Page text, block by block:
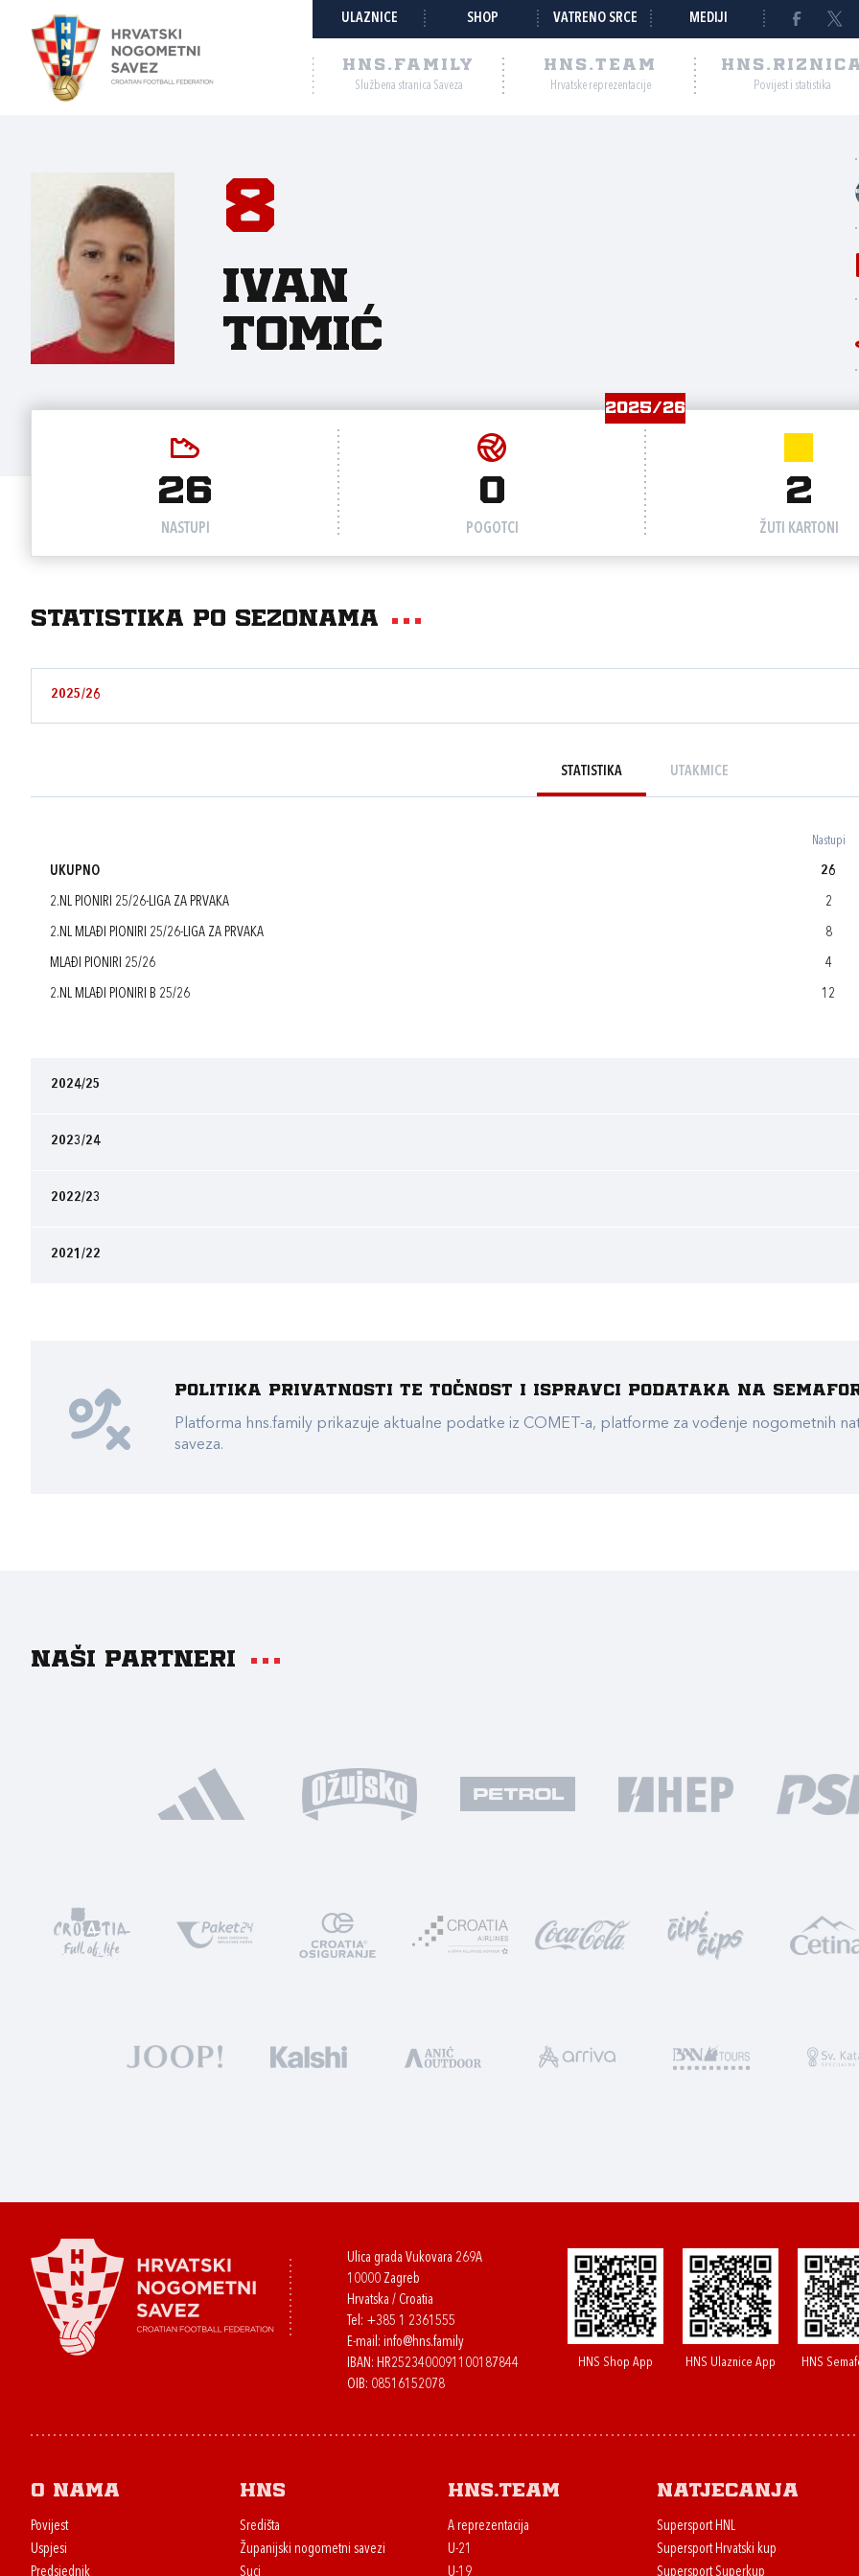
ULAZNICE SHOP VATRENO SRCE MEDIJI
HNS.FAMILY
Službena stranica Saveza
HNS.TEAM
Hrvatske reprezentacije Povijest i statistika
8
Ivan
Tomić
2025/26
26
NASTUPI
0
POGOTCI
2
ŽUTI KARTONI
Statistika po sezonama
2025/26
STATISTIKA UTAKMICE
Nastupi
UKUPNO 26
2.NL PIONIRI 25/26-LIGA ZA PRVAKA 2
2.NL MLAĐI PIONIRI 25/26-LIGA ZA PRVAKA 8
MLAĐI PIONIRI 25/26 4
2.NL MLAĐI PIONIRI B 25/26 12
2024/25
2023/24
2022/23
2021/22
Politika privatnosti te točnost i ispravci podataka na
Platforma hns.family prikazuje aktualne podatke iz COMET-a, platforme za vođenje nogometnih
saveza.
Naši partneri
Ulica grada Vukovara 269A
10000 Zagreb
Hrvatska / Croatia
Tel: +385 1 2361555
E-mail: info@hns.family
IBAN: HR2523400091100187844
OIB: 08516152078
HNS Shop App HNS Ulaznice App HNS
O nama
Povijest
Uspjesi
Predsjednik
HNS
Središta
Županijski nogometni savezi
Suci
HNS.team
A reprezentacija
U-21
U-19
Natjecanja
Supersport HNL
Supersport Hrvatski kup
Supersport Superkup